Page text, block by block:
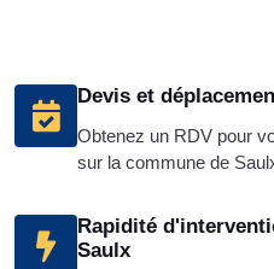
Devis et
Obtenez un RDV pour
sur la commune de
Rapidité
Saulx